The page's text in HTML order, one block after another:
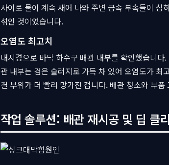
사이로 물이 계속 새어 나와 주변 금속 부속들이 심
섞인 것이었습니다.
오염도 최고치
내시경으로 바닥 하수구 배관 내부를 확인했습니
관 내부는 검은 슬러지로 가득 차 있어 오염도가 최
결 부위가 더 빨리 망가진 겁니다. 배관 청소와 부
작업 솔루션: 배관 재시공 및 딥 클